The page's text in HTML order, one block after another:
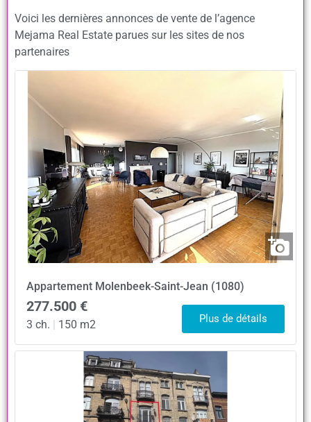
Voici les dernières annonces de vente de l’agence
Mejama Real Estate parues sur les sites de nos
partenaires
Appartement Molenbeek-Saint-Jean (1080)
277.500 €
3 ch. | 150 m2 Plus de détails